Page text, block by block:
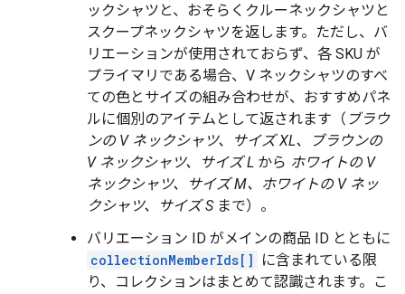
ックシャツと、おそらくクルーネックシャツと
スクープネックシャツを返します。ただし、バ
リエーションが使用されておらず、各 SKU が
プライマリである場合、V ネックシャツのすべ
ての色とサイズの組み合わせが、おすすめパネ
ルに個別のアイテムとして返されます（ ブラウ
ンの V ネックシャツ、サイズ XL、ブラウンの
V ネックシャツ、サイズ L から ホワイトの V
ネックシャツ、サイズ M、ホワイトの V ネッ
クシャツ、サイズ Sまで）。
バリエーション ID がメインの商品 ID とともに
collectionMemberIds[]
に含まれている限
り、コレクションはまとめて認識されます。こ